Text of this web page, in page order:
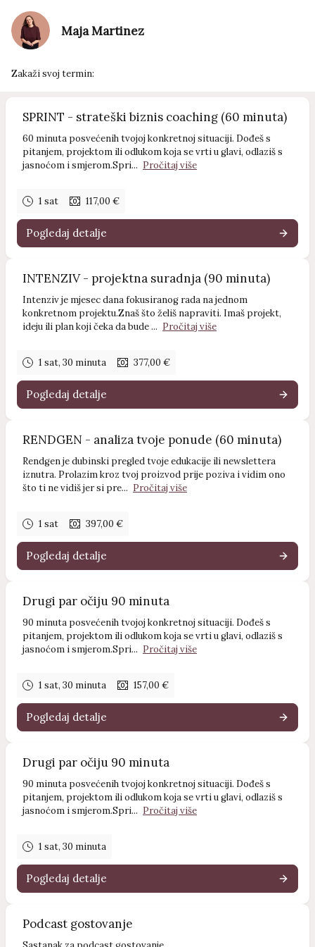
Maja Martinez
Zakaži svoj termin:
SPRINT - strateški biznis coaching (60 minuta)
60 minuta posvećenih tvojoj konkretnoj situaciji. Dođeš s
pitanjem, projektom ili odlukom koja se vrti u glavi, odlaziš s
jasnoćom i smjerom.Spri... Pročitaj više
1 sat 117,00 €
Pogledaj detalje
INTENZIV - projektna suradnja (90 minuta)
Intenziv je mjesec dana fokusiranog rada na jednom
konkretnom projektu.Znaš što želiš napraviti. Imaš projekt,
ideju ili plan koji čeka da bude ... Pročitaj više
1 sat, 30 minuta 377,00 €
Pogledaj detalje
RENDGEN - analiza tvoje ponude (60 minuta)
Rendgen je dubinski pregled tvoje edukacije ili newslettera
iznutra. Prolazim kroz tvoj proizvod prije poziva i vidim ono
što ti ne vidiš jer si pre... Pročitaj više
1 sat 397,00 €
Pogledaj detalje
Drugi par očiju 90 minuta
90 minuta posvećenih tvojoj konkretnoj situaciji. Dođeš s
pitanjem, projektom ili odlukom koja se vrti u glavi, odlaziš s
jasnoćom i smjerom.Spri... Pročitaj više
1 sat, 30 minuta 157,00 €
Pogledaj detalje
Drugi par očiju 90 minuta
90 minuta posvećenih tvojoj konkretnoj situaciji. Dođeš s
pitanjem, projektom ili odlukom koja se vrti u glavi, odlaziš s
jasnoćom i smjerom.Spri... Pročitaj više
1 sat, 30 minuta
Pogledaj detalje
Podcast gostovanje